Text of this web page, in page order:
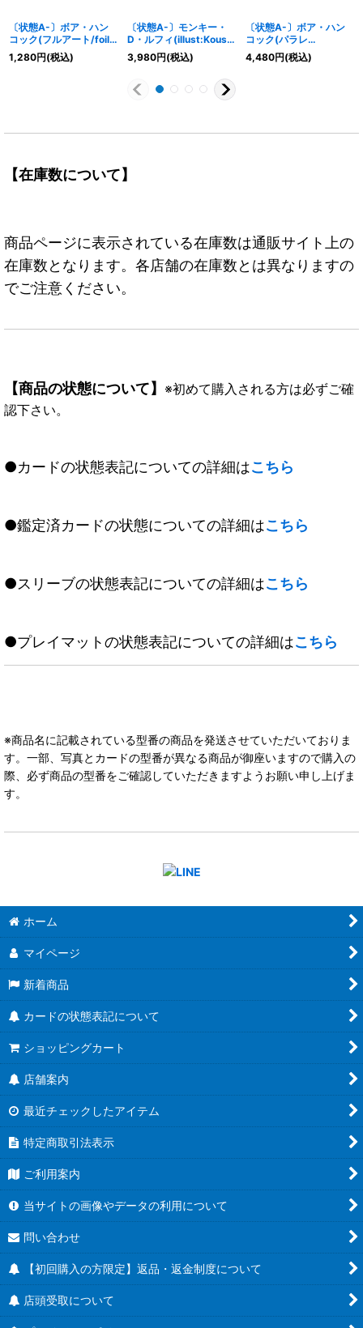
〔状態A-〕ボア・ハン
コック(フルアート/foil)
【C】{ST03-013}
1,280円(税込)
〔状態A-〕モンキー・
D・ルフィ(illust:Koushi
Rokushiro)【P】{P-
041}
3,980円(税込)
〔状態A-〕ボア・ハン
コック(パラレ
ル/illust:otton)
【SR/P】{PRB02-017}
4,480円(税込)
【在庫数について】
商品ページに表示されている在庫数は通販サイト上の
在庫数となります。各店舗の在庫数とは異なりますの
でご注意ください。
【商品の状態について】 ※初めて購入される方は必ずご確
認下さい。
●カードの状態表記についての詳細はこちら
●鑑定済カードの状態についての詳細はこちら
●スリーブの状態表記についての詳細はこちら
●プレイマットの状態表記についての詳細はこちら
※商品名に記載されている型番の商品を発送させていただいておりま
す。一部、写真とカードの型番が異なる商品が御座いますので購入の
際、必ず商品の型番をご確認していただきますようお願い申し上げま
す。
ホーム
マイページ
新着商品
カードの状態表記について
ショッピングカート
店舗案内
最近チェックしたアイテム
特定商取引法表示
ご利用案内
当サイトの画像やデータの利用について
問い合わせ
【初回購入の方限定】返品・返金制度について
店頭受取について